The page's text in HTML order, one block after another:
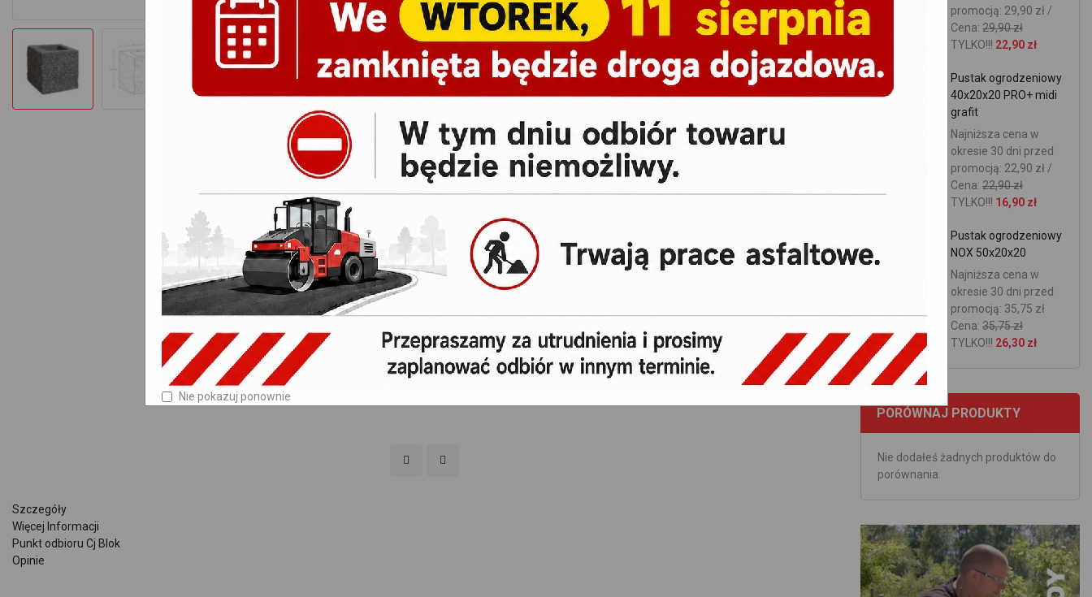
Dostępne warianty/kolory
Szczegóły
Więcej Informacji
Punkt odbioru Cj Blok
Opinie
promocją: 29,90 zł /
Cena: 29,90 zł
TYLKO!!! 22,90 zł
Pustak ogrodzeniowy
40x20x20 PRO+ midi
grafit
Najniższa cena w
okresie 30 dni przed
promocją: 22,90 zł /
Cena: 22,90 zł
TYLKO!!! 16,90 zł
Pustak ogrodzeniowy
NOX 50x20x20
Najniższa cena w
okresie 30 dni przed
promocją: 35,75 zł
Cena: 35,75 zł
TYLKO!!! 26,30 zł
PORÓWNAJ PRODUKTY
Nie dodałeś żadnych produktów do
porównania.
Nie pokazuj ponownie